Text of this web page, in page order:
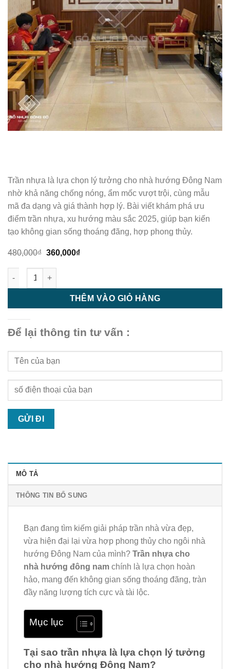
Trần nhựa là lựa chọn lý tưởng cho nhà hướng Đông Nam
nhờ khả năng chống nóng, ẩm mốc vượt trội, cùng mẫu
mã đa dạng và giá thành hợp lý. Bài viết khám phá ưu
điểm trần nhựa, xu hướng màu sắc 2025, giúp bạn kiến
tạo không gian sống thoáng đãng, hợp phong thủy.
480,000₫ Giá
là:
480,000₫.
360,000₫Giá
Trần nhựa - trần nhựa giật cấp - M56 số lượng
THÊM VÀO GIỎ HÀNG
Để lại thông tin tư vấn :
MÔ TẢ
THÔNG TIN BỔ SUNG
Bạn đang tìm kiếm giải pháp trần nhà vừa đẹp,
vừa hiện đại lại vừa hợp phong thủy cho ngôi nhà
hướng Đông Nam của mình? Trần nhựa cho
nhà hướng đông nam chính là lựa chọn hoàn
hảo, mang đến không gian sống thoáng đãng, tràn
đầy năng lượng tích cực và tài lộc.
Mục lục
Tại sao trần nhựa là lựa chọn lý tưởng
cho nhà hướng Đông Nam?